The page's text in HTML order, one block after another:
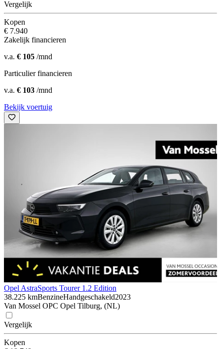
Vergelijk
Kopen
€ 7.940
Zakelijk financieren
v.a. € 105 /mnd
Particulier financieren
v.a. € 103 /mnd
Bekijk voertuig
Opel AstraSports Tourer 1.2 Edition
38.225 kmBenzineHandgeschakeld2023
Van Mossel OPC Opel Tilburg, (NL)
Vergelijk
Kopen